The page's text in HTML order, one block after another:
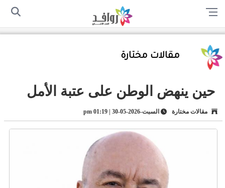
الرئيسية سياسة الخصوصية
مقالات مختارة
حين ينهض الوطن على عتبة الأمل
مقالات مختارة السبت-2026-05-30 | 01:19 pm